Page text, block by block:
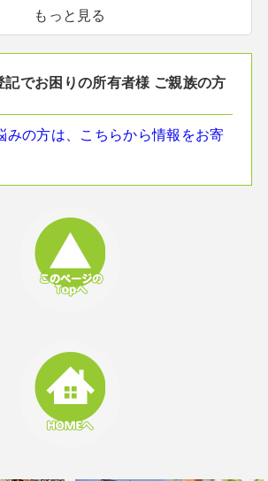
もっと見る
記でお困りの所有者様 ご親族の方
みの方は、こちらから情報をお寄